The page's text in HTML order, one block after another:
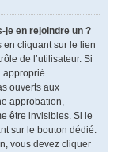
je en rejoindre un ?
en cliquant sur le lien
de l’utilisateur. Si
approprié.
ouverts aux
approbation,
être invisibles. Si le
sur le bouton dédié.
vous devez cliquer